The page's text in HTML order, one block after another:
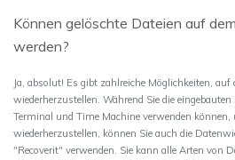
Können gelöschte Dateien auf
werden?
Ja, absolut! Es gibt zahlreiche Möglichkeiten, auf
wiederherzustellen. Während Sie die
Terminal und Time Machine verwenden können,
wiederherzustellen, können Sie auch die
"Recoverit" verwenden. Sie kann alle Arten von